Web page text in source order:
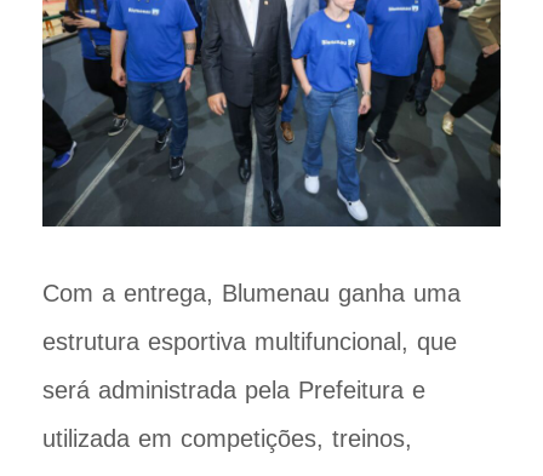
Com a entrega, Blumenau ganha uma
estrutura esportiva multifuncional, que
será administrada pela Prefeitura e
utilizada em competições, treinos,